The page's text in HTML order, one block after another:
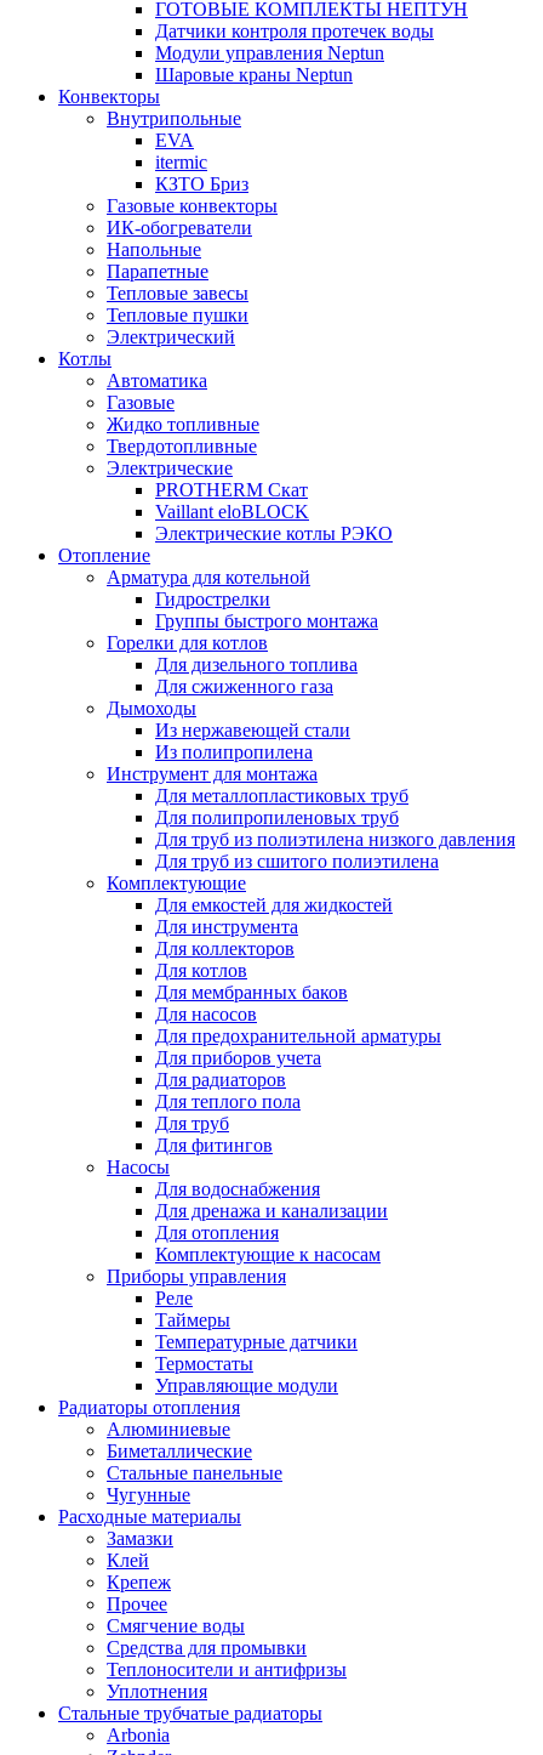
ГОТОВЫЕ КОМПЛЕКТЫ НЕПТУН
Датчики контроля протечек воды
Модули управления Neptun
Шаровые краны Neptun
Конвекторы
Внутрипольные
EVA
itermic
КЗТО Бриз
Газовые конвекторы
ИК-обогреватели
Напольные
Парапетные
Тепловые завесы
Тепловые пушки
Электрический
Котлы
Автоматика
Газовые
Жидко топливные
Твердотопливные
Электрические
PROTHERM Скат
Vaillant eloBLOCK
Электрические котлы РЭКО
Отопление
Арматура для котельной
Гидрострелки
Группы быстрого монтажа
Горелки для котлов
Для дизельного топлива
Для сжиженного газа
Дымоходы
Из нержавеющей стали
Из полипропилена
Инструмент для монтажа
Для металлопластиковых труб
Для полипропиленовых труб
Для труб из полиэтилена низкого давления
Для труб из сшитого полиэтилена
Комплектующие
Для емкостей для жидкостей
Для инструмента
Для коллекторов
Для котлов
Для мембранных баков
Для насосов
Для предохранительной арматуры
Для приборов учета
Для радиаторов
Для теплого пола
Для труб
Для фитингов
Насосы
Для водоснабжения
Для дренажа и канализации
Для отопления
Комплектующие к насосам
Приборы управления
Реле
Таймеры
Температурные датчики
Термостаты
Управляющие модули
Радиаторы отопления
Алюминиевые
Биметаллические
Стальные панельные
Чугунные
Расходные материалы
Замазки
Клей
Крепеж
Прочее
Смягчение воды
Средства для промывки
Теплоносители и антифризы
Уплотнения
Стальные трубчатые радиаторы
Arbonia